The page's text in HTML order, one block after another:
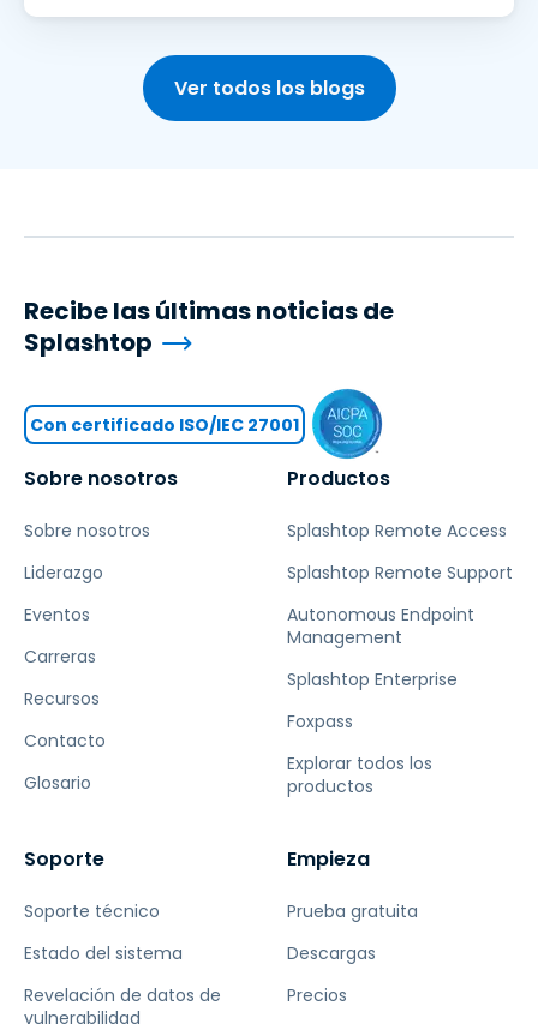
Ver todos los blogs
Sobre nosotros
Sobre nosotros
Liderazgo
Eventos
Carreras
Recursos
Contacto
Glosario
Productos
Splashtop Remote Access
Splashtop Remote Support
Autonomous Endpoint
Management
Splashtop Enterprise
Foxpass
Explorar todos los
productos
Soporte
Soporte técnico
Estado del sistema
Revelación de datos de
vulnerabilidad
Empieza
Prueba gratuita
Descargas
Precios
Recibe las últimas noticias de
Splashtop
Con certificado ISO/IEC 27001